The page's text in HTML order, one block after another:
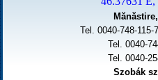
Tel. 0040-748-
Tel. 0040-
Tel. 0040-
Szobák